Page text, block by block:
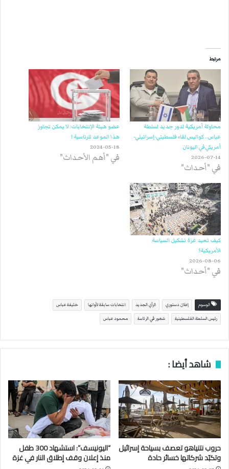
مرتبط
محاولة أمريكية لدور جديد لسلطة
عباس.. كواليس لقاء فلسطيني-إسرائيلي-
أمريكي في اليونان
2026-07-14
في "أحداث"
عضو هيئة الإنتخابات: لا يمكن تجاوز
هذا الموعد للرئاسية !
2024-05-18
في "أهم الأحداث"
كيف تعيد غزة تشكيل السياسة
الأمريكية؟
2026-08-06
في "أحداث"
الوسوم إعلان دستوري الرأي الجديد انتخابات سابقة لأوانها خليفة عباس
رئيس السلطة الفلسطينية شغور في الرئاسة محمود عباس
شاهد أيضا :
حروب نتنياهو تعصف بسياحة إسرائيل
وتكبّد شركاتها خسائر حادة
“اليونيسف”: استشهاد 300 طفل
منذ إعلان وقف إطلاق النار في غزة